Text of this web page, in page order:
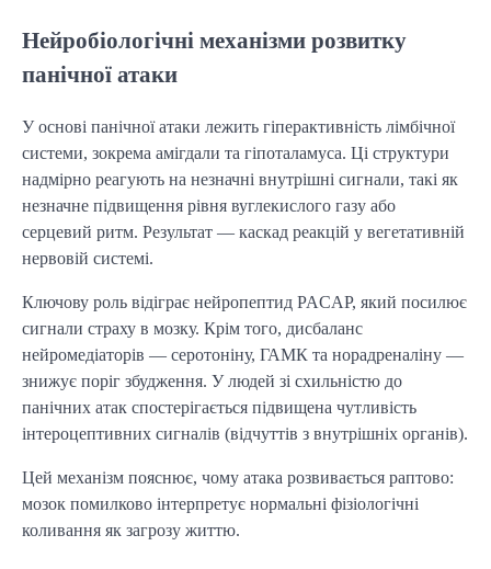
Нейробіологічні механізми розвитку
панічної атаки
У основі панічної атаки лежить гіперактивність лімбічної
системи, зокрема амігдали та гіпоталамуса. Ці структури
надмірно реагують на незначні внутрішні сигнали, такі як
незначне підвищення рівня вуглекислого газу або
серцевий ритм. Результат — каскад реакцій у вегетативній
нервовій системі.
Ключову роль відіграє нейропептид PACAP, який посилює
сигнали страху в мозку. Крім того, дисбаланс
нейромедіаторів — серотоніну, ГАМК та норадреналіну —
знижує поріг збудження. У людей зі схильністю до
панічних атак спостерігається підвищена чутливість
інтероцептивних сигналів (відчуттів з внутрішніх органів).
Цей механізм пояснює, чому атака розвивається раптово:
мозок помилково інтерпретує нормальні фізіологічні
коливання як загрозу життю.